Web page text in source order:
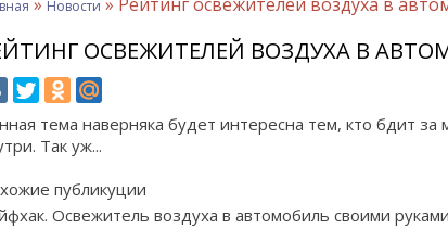
Новости
ОСВЕЖИТЕЛЕЙ ВОЗДУХА В
тема наверняка будет интересна тем, кто бдит
Так уж...
публикуции
Освежитель воздуха в автомобиль своими руками